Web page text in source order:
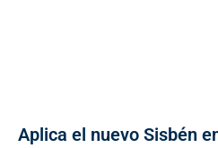
Aplica el nuevo Sisbén